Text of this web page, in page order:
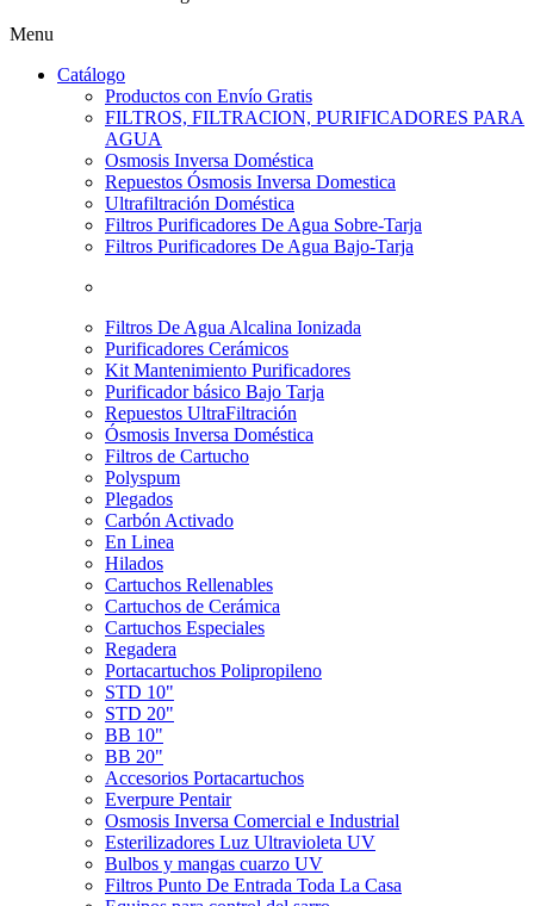
Menu
Catálogo
Productos con Envío Gratis
FILTROS, FILTRACION, PURIFICADORES PARA
AGUA
Osmosis Inversa Doméstica
Repuestos Ósmosis Inversa Domestica
Ultrafiltración Doméstica
Filtros Purificadores De Agua Sobre-Tarja
Filtros Purificadores De Agua Bajo-Tarja
Filtros De Agua Alcalina Ionizada
Purificadores Cerámicos
Kit Mantenimiento Purificadores
Purificador básico Bajo Tarja
Repuestos UltraFiltración
Ósmosis Inversa Doméstica
Filtros de Cartucho
Polyspum
Plegados
Carbón Activado
En Linea
Hilados
Cartuchos Rellenables
Cartuchos de Cerámica
Cartuchos Especiales
Regadera
Portacartuchos Polipropileno
STD 10"
STD 20"
BB 10"
BB 20"
Accesorios Portacartuchos
Everpure Pentair
Osmosis Inversa Comercial e Industrial
Esterilizadores Luz Ultravioleta UV
Bulbos y mangas cuarzo UV
Filtros Punto De Entrada Toda La Casa